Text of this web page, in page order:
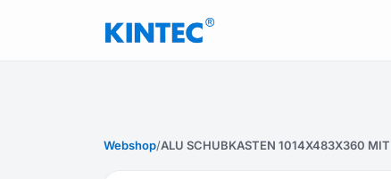
Webshop/ALU SCHUBKASTEN 1014X483X360